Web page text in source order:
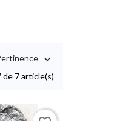

7 article(s)